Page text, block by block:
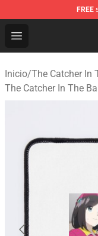
FREE
Open menu
The Catcher In
Inicio/The Catcher In
The Catcher In The